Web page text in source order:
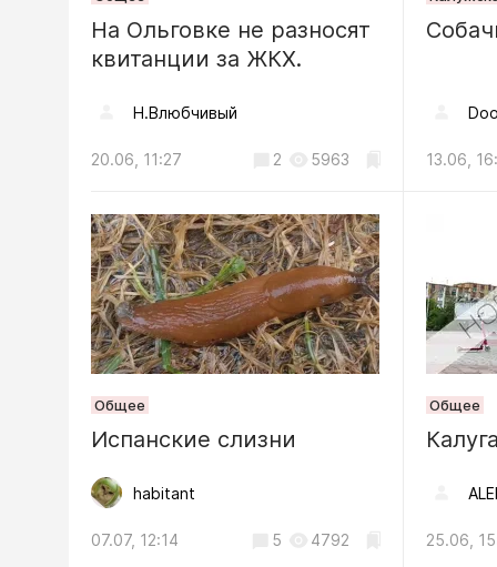
В
в
6
и
06.08, 05:00
06.08, 14:24
На Ольговке не разносят
квитанции за ЖКХ.
Н.Влюбчивый
20.06, 11:27 2 5963 13.06,
Общее
Испанские слизни
habitant
07.07, 12:14 5 4792
Общее
25.06,